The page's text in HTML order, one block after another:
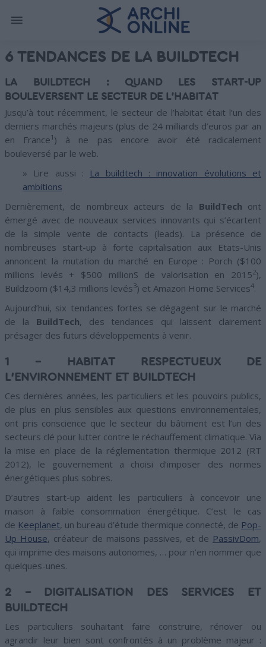
6 TENDANCES DE LA BUILDTECH
LA BUILDTECH : QUAND LES START-UP
BOULEVERSENT LE SECTEUR DE L’HABITAT
Jusqu’à tout récemment, le secteur de l’habitat était l’un des
derniers marchés majeurs (plus de 24 milliards d’euros par an
en France1 ) à ne pas encore avoir été radicalement
bouleversé par le web.
» Lire aussi : La buildtech : innovation évolutions et
ambitions
Dernièrement, de nombreux acteurs de la BuildTech ont
émergé avec de nouveaux services innovants qui s’écartent
de la simple vente de contacts (leads). La présence de
nombreuses start-up à forte capitalisation aux Etats-Unis
annoncent la mutation du marché en Europe : Porch ($100
millions levés + $500 millionS de valorisation en 20152),
Buildzoom ($14,3 millions levés3) et Amazon Home Services4.
Aujourd’hui, six tendances fortes se dégagent sur le marché
de la BuildTech, des tendances qui laissent clairement
présager des futurs développements à venir.
1 – HABITAT RESPECTUEUX DE
L’ENVIRONNEMENT ET BUILDTECH
Ces dernières années, les particuliers et les pouvoirs publics,
de plus en plus sensibles aux questions environnementales,
ont pris conscience que le secteur du bâtiment est l’un des
secteurs clé pour lutter contre le réchauffement climatique. Via
la mise en place de la réglementation thermique 2012 (RT
2012), le gouvernement a choisi d’imposer des normes
énergétiques plus sobres.
D’autres start-up aident les particuliers à concevoir une
maison à faible consommation énergétique. C’est le cas
de Keeplanet, un bureau d’étude thermique connecté, de Pop-
Up House, créateur de maisons passives, et de PassivDom,
qui imprime des maisons autonomes, … pour n’en nommer que
quelques-unes.
2 – DIGITALISATION DES SERVICES ET
BUILDTECH
Les particuliers souhaitant faire construire, rénover ou
agrandir leur bien sont confrontés à un problème majeur :